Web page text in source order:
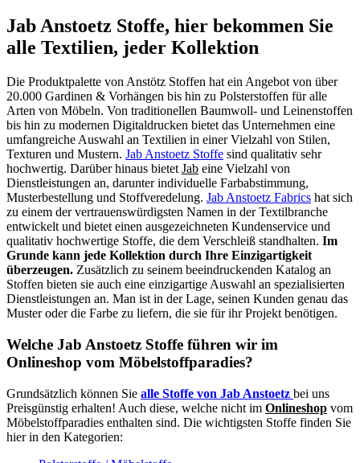
Jab Anstoetz Stoffe, hier bekommen Sie
alle Textilien, jeder Kollektion
Die Produktpalette von Anstötz Stoffen hat ein Angebot von über
20.000 Gardinen & Vorhängen bis hin zu Polsterstoffen für alle
Arten von Möbeln. Von traditionellen Baumwoll- und Leinenstoffen
bis hin zu modernen Digitaldrucken bietet das Unternehmen eine
umfangreiche Auswahl an Textilien in einer Vielzahl von Stilen,
Texturen und Mustern. Jab Anstoetz Stoffe sind qualitativ sehr
hochwertig. Darüber hinaus bietet Jab eine Vielzahl von
Dienstleistungen an, darunter individuelle Farbabstimmung,
Musterbestellung und Stoffveredelung. Jab Anstoetz Fabrics hat sich
zu einem der vertrauenswürdigsten Namen in der Textilbranche
entwickelt und bietet einen ausgezeichneten Kundenservice und
qualitativ hochwertige Stoffe, die dem Verschleiß standhalten. Im
Grunde kann jede Kollektion durch Ihre Einzigartigkeit
überzeugen. Zusätzlich zu seinem beeindruckenden Katalog an
Stoffen bieten sie auch eine einzigartige Auswahl an spezialisierten
Dienstleistungen an. Man ist in der Lage, seinen Kunden genau das
Muster oder die Farbe zu liefern, die sie für ihr Projekt benötigen.
Welche Jab Anstoetz Stoffe führen wir im
Onlineshop vom Möbelstoffparadies?
Grundsätzlich können Sie alle Stoffe von Jab Anstoetz bei uns
Preisgünstig erhalten! Auch diese, welche nicht im Onlineshop vom
Möbelstoffparadies enthalten sind. Die wichtigsten Stoffe finden Sie
hier in den Kategorien: